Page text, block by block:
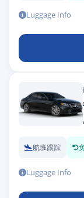
Luggage Info
航班跟踪
Luggage Info